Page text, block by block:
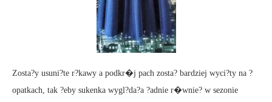
Zosta?y usuni?te r?kawy a podkr�j pach zosta? bardziej wyci?ty na ?
opatkach, tak ?eby sukenka wygl?da?a ?adnie r�wnie? w sezonie